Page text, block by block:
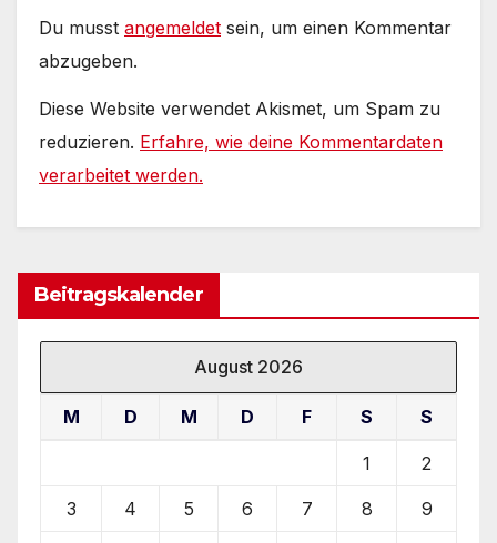
Du musst angemeldet sein, um einen Kommentar
abzugeben.
Diese Website verwendet Akismet, um Spam zu
reduzieren. Erfahre, wie deine Kommentardaten
verarbeitet werden.
Beitragskalender
August 2026
M D M D F S S
1 2
3 4 5 6 7 8 9